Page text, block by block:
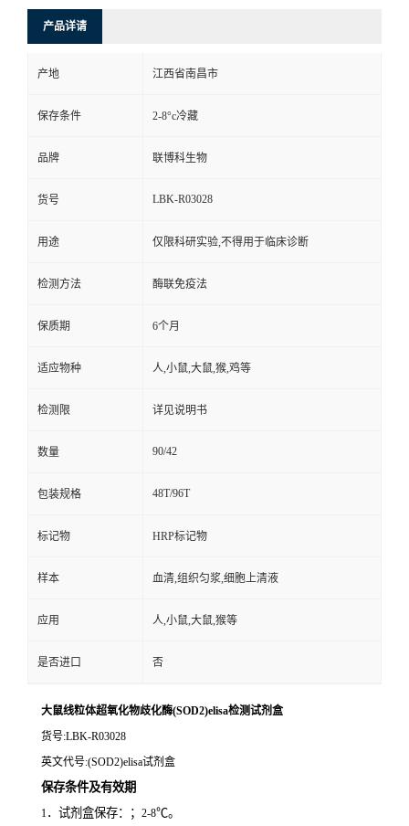
产品详请
产地 江西省南昌市
保存条件 2-8°c冷藏
品牌 联博科生物
货号 LBK-R03028
用途 仅限科研实验,不得用于临床诊断
检测方法 酶联免疫法
保质期 6个月
适应物种 人,小鼠,大鼠,猴,鸡等
检测限 详见说明书
数量 90/42
包装规格 48T/96T
标记物 HRP标记物
样本 血清,组织匀浆,细胞上清液
应用 人,小鼠,大鼠,猴等
是否进口 否
大鼠线粒体超氧化物歧化酶(SOD2)elisa检测试剂盒
货号:LBK-R03028
英文代号:(SOD2)elisa试剂盒
保存条件及有效期
1．试剂盒保存：； 2-8℃。